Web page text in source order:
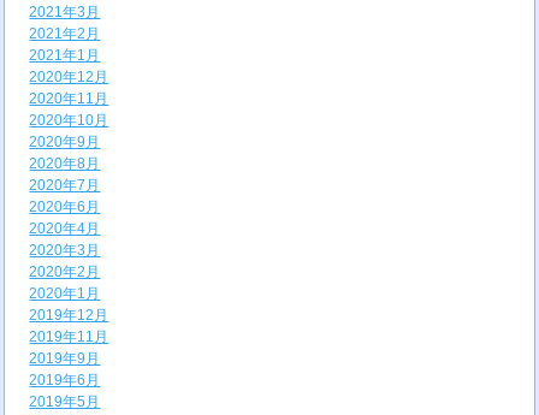
2021年3月
2021年2月
2021年1月
2020年12月
2020年11月
2020年10月
2020年9月
2020年8月
2020年7月
2020年6月
2020年4月
2020年3月
2020年2月
2020年1月
2019年12月
2019年11月
2019年9月
2019年6月
2019年5月